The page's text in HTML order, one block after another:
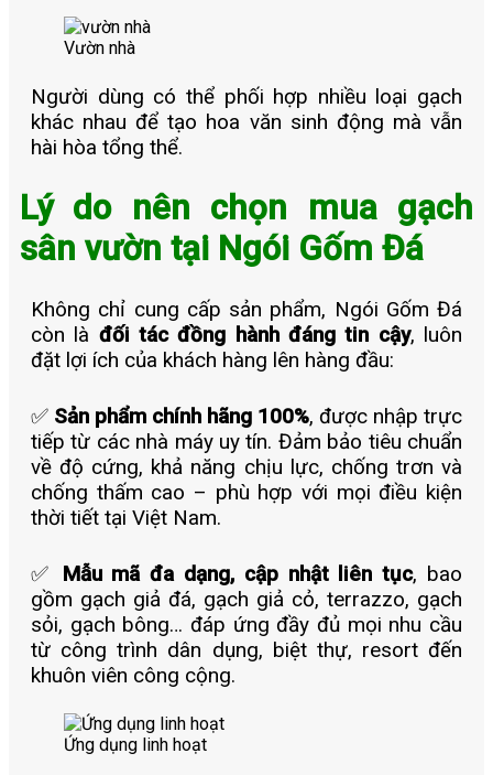
Vườn nhà
Người dùng có thể phối hợp nhiều loại gạch
khác nhau để tạo hoa văn sinh động mà vẫn
hài hòa tổng thể.
Lý do nên chọn mua gạch
sân vườn tại Ngói Gốm Đá
Không chỉ cung cấp sản phẩm, Ngói Gốm Đá
còn là đối tác đồng hành đáng tin cậy, luôn
đặt lợi ích của khách hàng lên hàng đầu:
✅ Sản phẩm chính hãng 100%, được nhập trực
tiếp từ các nhà máy uy tín. Đảm bảo tiêu chuẩn
về độ cứng, khả năng chịu lực, chống trơn và
chống thấm cao – phù hợp với mọi điều kiện
thời tiết tại Việt Nam.
✅ Mẫu mã đa dạng, cập nhật liên tục, bao
gồm gạch giả đá, gạch giả cỏ, terrazzo, gạch
sỏi, gạch bông… đáp ứng đầy đủ mọi nhu cầu
từ công trình dân dụng, biệt thự, resort đến
khuôn viên công cộng.
Ứng dụng linh hoạt